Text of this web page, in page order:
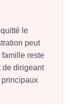
le
peut
famille reste
de dirigeant